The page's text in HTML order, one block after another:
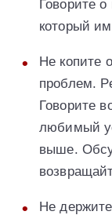
Говорите о
который
Не копите
проблем.
Говорите
любимый
выше.
Не